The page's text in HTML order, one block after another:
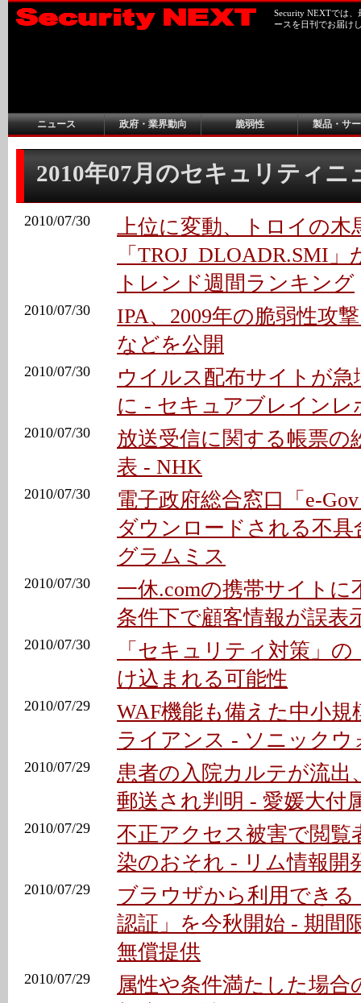
Security NEXTでは
ースを日刊でお届け
ニュース 政府・業界動向 脆弱性 製品・サ
2010年07月のセキュリティニ
2010/07/30
上位に変動、トロイの木
「TROJ_DLOADR.SMI
トレンド週間ランキング
2010/07/30
IPA、2009年の脆弱性攻
などを公開
2010/07/30
ウイルス配布サイトが急
に - セキュアブレインレ
2010/07/30
放送受信に関する帳票の
表 - NHK
2010/07/30
電子政府総合窓口「e-
ダウンロードされる不
グラムミス
2010/07/30
一休.comの携帯サイトに
条件下で顧客情報が誤表
2010/07/30
「セキュリティ対策」
け込まれる可能性
2010/07/29
WAF機能も備えた中小規
ライアンス - ソニックウ
2010/07/29
患者の入院カルテが流出
郵送され判明 - 愛媛大付
2010/07/29
不正アクセス被害で閲覧
染のおそれ - リム情報開
2010/07/29
ブラウザから利用でき
認証」を今秋開始 - 期間
無償提供
2010/07/29
属性や条件満たした場合